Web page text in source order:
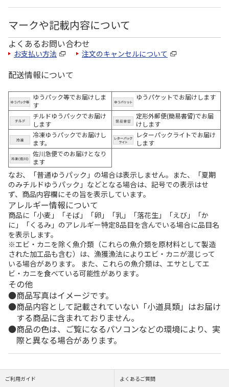
マークや記載内容について
よくあるお問い合わせ
お支払い方法 注文のキャンセルについて
配送情報について
ゆうパック等でお届けしま
す
ゆうパケットでお届けします
チルドゆうパックでお届け
します
定形外郵便(簡易書留)でお届
けします
冷凍ゆうパックでお届けし
ます。
レターパックライトでお届け
します
佐川急便でのお届けとなり
ます
なお、「普通ゆうパック」の場合は表示しません。また、「夏期
のみチルドゆうパック」などとなる場合は、記号での表示はせ
ず、商品内容欄にその旨を表示しています。
アレルギー情報について
商品に「小麦」「そば」「卵」「乳」「落花生」「えび」「か
に」「くるみ」のアレルギー特定8品目を含んでいる場合に品目名
を表示します。
※エビ・カニを除く魚介類（これらの魚介類を原材料として製造
された加工品も含む）は、漁獲漁法によりエビ・カニが混じって
いる場合があります。 また、これらの魚介類は、エサとしてエ
ビ・カニを食べている可能性があります。
その他
商品写真はイメージです。
商品内容として記載されていない「小道具類」はお届け
する商品に含まれておりません。
商品の色は、ご覧になるパソコンなどの環境により、実
際と異なる場合があります。
ご利用ガイド よくあるご質問